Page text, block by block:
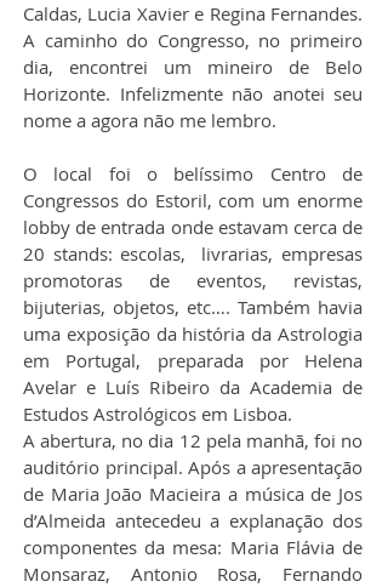
Caldas, Lucia Xavier e Regina Fernandes.
A caminho do Congresso, no primeiro
dia, encontrei um mineiro de Belo
Horizonte. Infelizmente não anotei seu
nome a agora não me lembro.
O local foi o belíssimo Centro de
Congressos do Estoril, com um enorme
lobby de entrada onde estavam cerca de
20 stands: escolas,  livrarias, empresas
promotoras de eventos, revistas,
bijuterias, objetos, etc…. Também havia
uma exposição da história da Astrologia
em Portugal, preparada por Helena
Avelar e Luís Ribeiro da Academia de
Estudos Astrológicos em Lisboa.
A abertura, no dia 12 pela manhã, foi no
auditório principal. Após a apresentação
de Maria João Macieira a música de Jos
d’Almeida antecedeu a explanação dos
componentes da mesa: Maria Flávia de
Monsaraz, Antonio Rosa, Fernando